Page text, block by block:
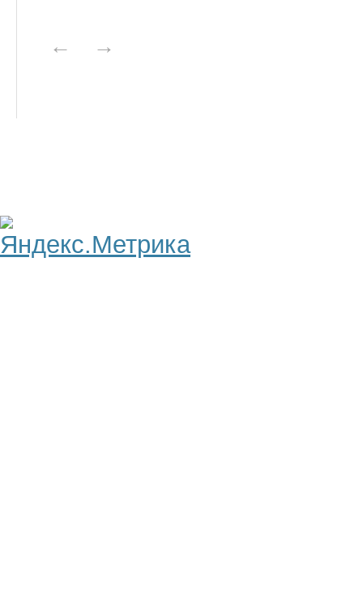
← →